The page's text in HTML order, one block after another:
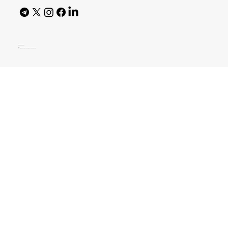
AI Policy
© 2026 High Bar Journal